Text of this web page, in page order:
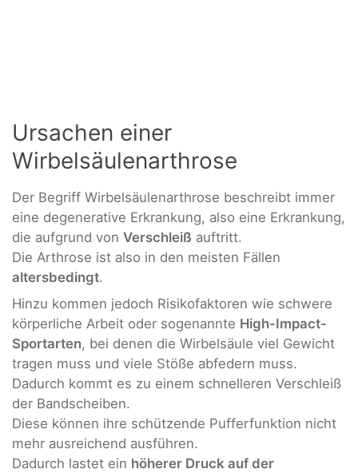
Ursachen einer
Wirbelsäulenarthrose
Der Begriff Wirbelsäulenarthrose beschreibt immer
eine degenerative Erkrankung, also eine Erkrankung,
die aufgrund von Verschleiß auftritt.
Die Arthrose ist also in den meisten Fällen
altersbedingt.
Hinzu kommen jedoch Risikofaktoren wie schwere
körperliche Arbeit oder sogenannte High-Impact-
Sportarten, bei denen die Wirbelsäule viel Gewicht
tragen muss und viele Stöße abfedern muss.
Dadurch kommt es zu einem schnelleren Verschleiß
der Bandscheiben.
Diese können ihre schützende Pufferfunktion nicht
mehr ausreichend ausführen.
Dadurch lastet ein höherer Druck auf der